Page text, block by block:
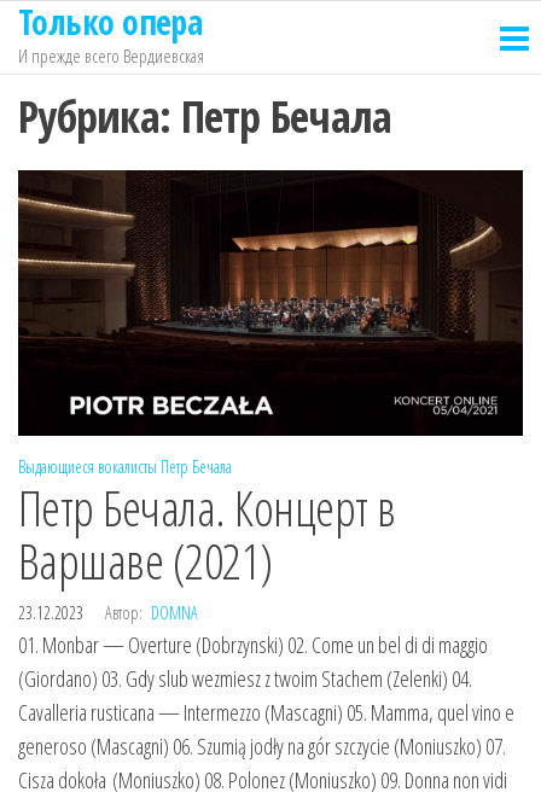
Перейти
содержимому
Только опера
И прежде всего Вердиевская
Рубрика: Петр Бечала
Выдающиеся вокалисты Петр Бечала
Петр Бечала. Концерт в
Варшаве (2021)
23.12.2023 Автор: DOMNA
01. Monbar — Overture (Dobrzynski) 02. Come un bel di di maggio
(Giordano) 03. Gdy slub wezmiesz z twoim Stachem (Zelenki) 04.
Cavalleria rusticana — Intermezzo (Mascagni) 05. Mamma, quel vino e
generoso (Mascagni) 06. Szumią jodły na gór szczycie (Moniuszko) 07.
Cisza dokoła (Moniuszko) 08. Polonez (Moniuszko) 09. Donna non vidi